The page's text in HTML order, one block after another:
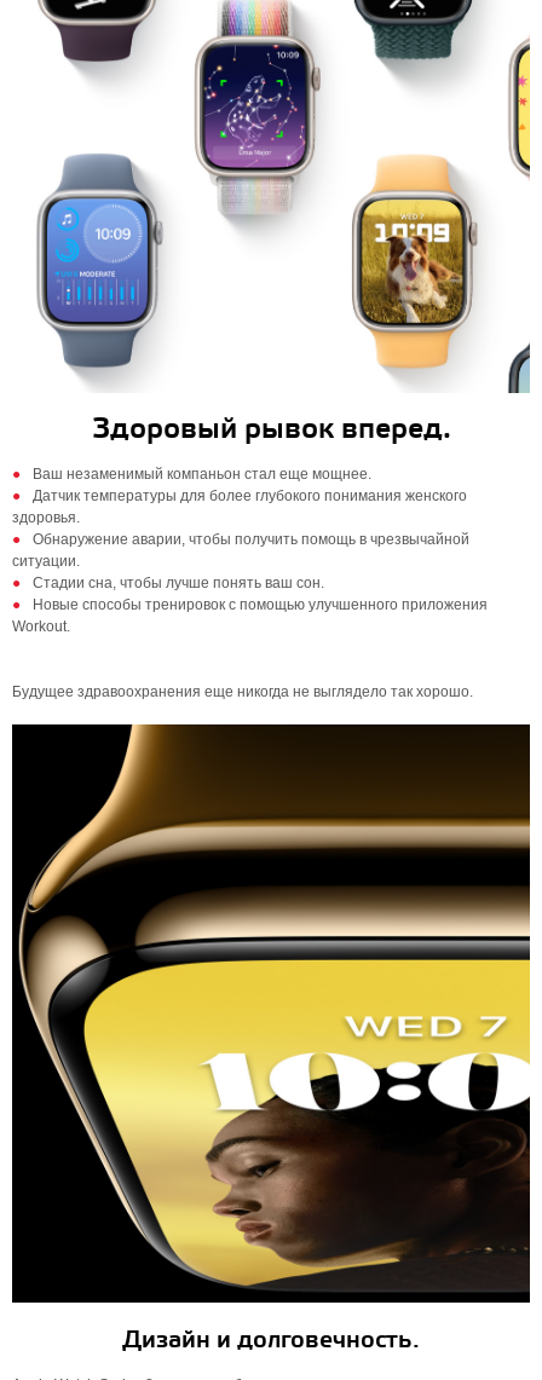
Здоровый рывок вперед.
Ваш незаменимый компаньон стал еще мощнее.
Датчик температуры для более глубокого понимания женского
здоровья.
Обнаружение аварии, чтобы получить помощь в чрезвычайной
ситуации.
Стадии сна, чтобы лучше понять ваш сон.
Новые способы тренировок с помощью улучшенного приложения
Workout.
Будущее здравоохранения еще никогда не выглядело так хорошо.
Дизайн и долговечность.